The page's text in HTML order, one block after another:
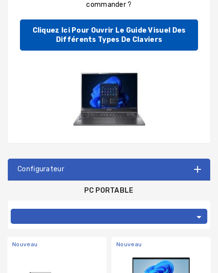
commander ?
Cliquez Ici Pour Ouvrir Le Guide Visuel Des
Différents Types De Claviers
Configurateur
PC PORTABLE

Nouveau Nouveau